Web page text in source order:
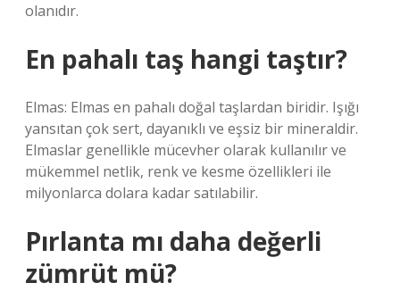
olanıdır.
En pahalı taş hangi taştır?
Elmas: Elmas en pahalı doğal taşlardan biridir. Işığı
yansıtan çok sert, dayanıklı ve eşsiz bir mineraldir.
Elmaslar genellikle mücevher olarak kullanılır ve
mükemmel netlik, renk ve kesme özellikleri ile
milyonlarca dolara kadar satılabilir.
Pırlanta mı daha değerli
zümrüt mü?